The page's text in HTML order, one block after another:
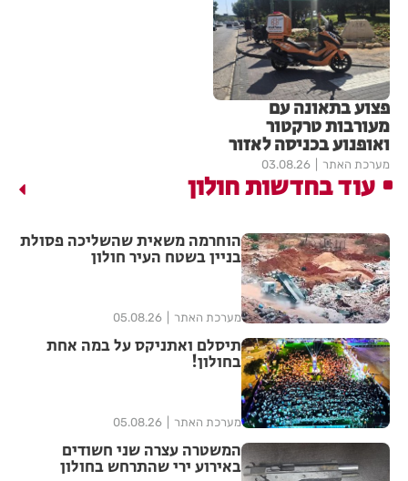
פצוע בתאונה עם
מעורבות טרקטור
ואופנוע בכניסה לאזור
מערכת האתר 03.08.26
עוד בחדשות חולון
הוחרמה משאית שהשליכה פסולת
בניין בשטח העיר חולון
מערכת האתר 05.08.26
תיסלם ואתניקס על במה אחת
בחולון!
מערכת האתר 05.08.26
המשטרה עצרה שני חשודים
באירוע ירי שהתרחש בחולון